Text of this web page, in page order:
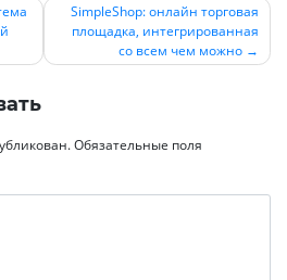
SimpleShop: онлайн торговая
площадка, интегрированная
со всем чем можно
Обязательные поля